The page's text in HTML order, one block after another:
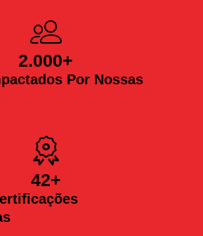
Por Nossas
2.000+
42+